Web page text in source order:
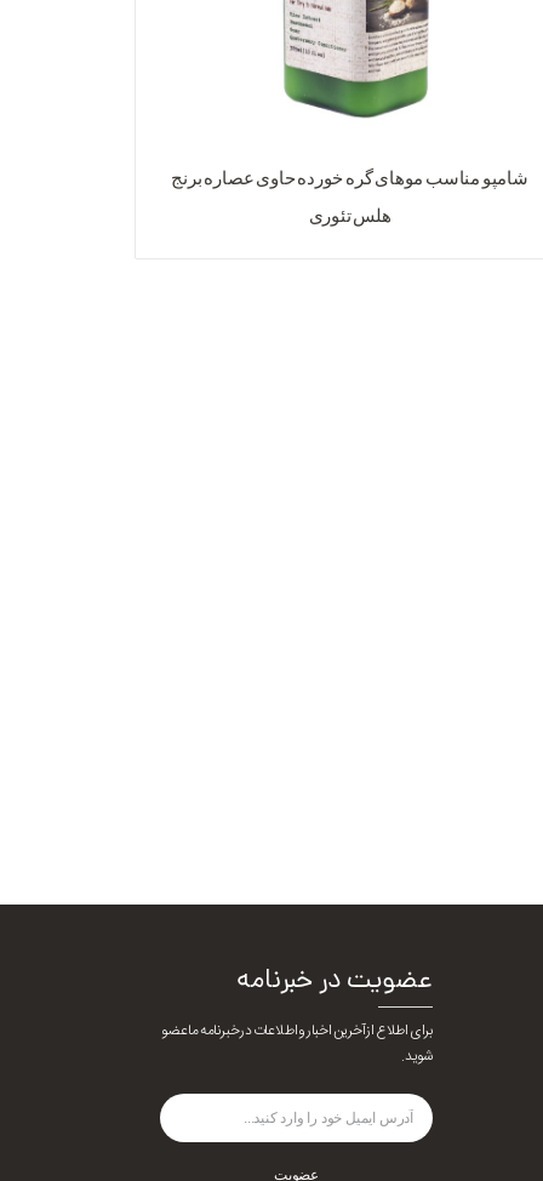
شامپو مناسب موهای گره خورده حاوی عصاره برنج
هلس تئوری
عضویت در خبرنامه
برای اطلاع از آخرین اخبار و اطلاعات در خبرنامه ما عضو
شوید.
عضویت